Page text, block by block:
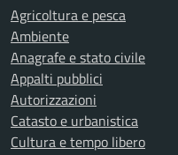
Agricoltura e pesca
Ambiente
Anagrafe e stato civile
Appalti pubblici
Autorizzazioni
Catasto e urbanistica
Cultura e tempo libero